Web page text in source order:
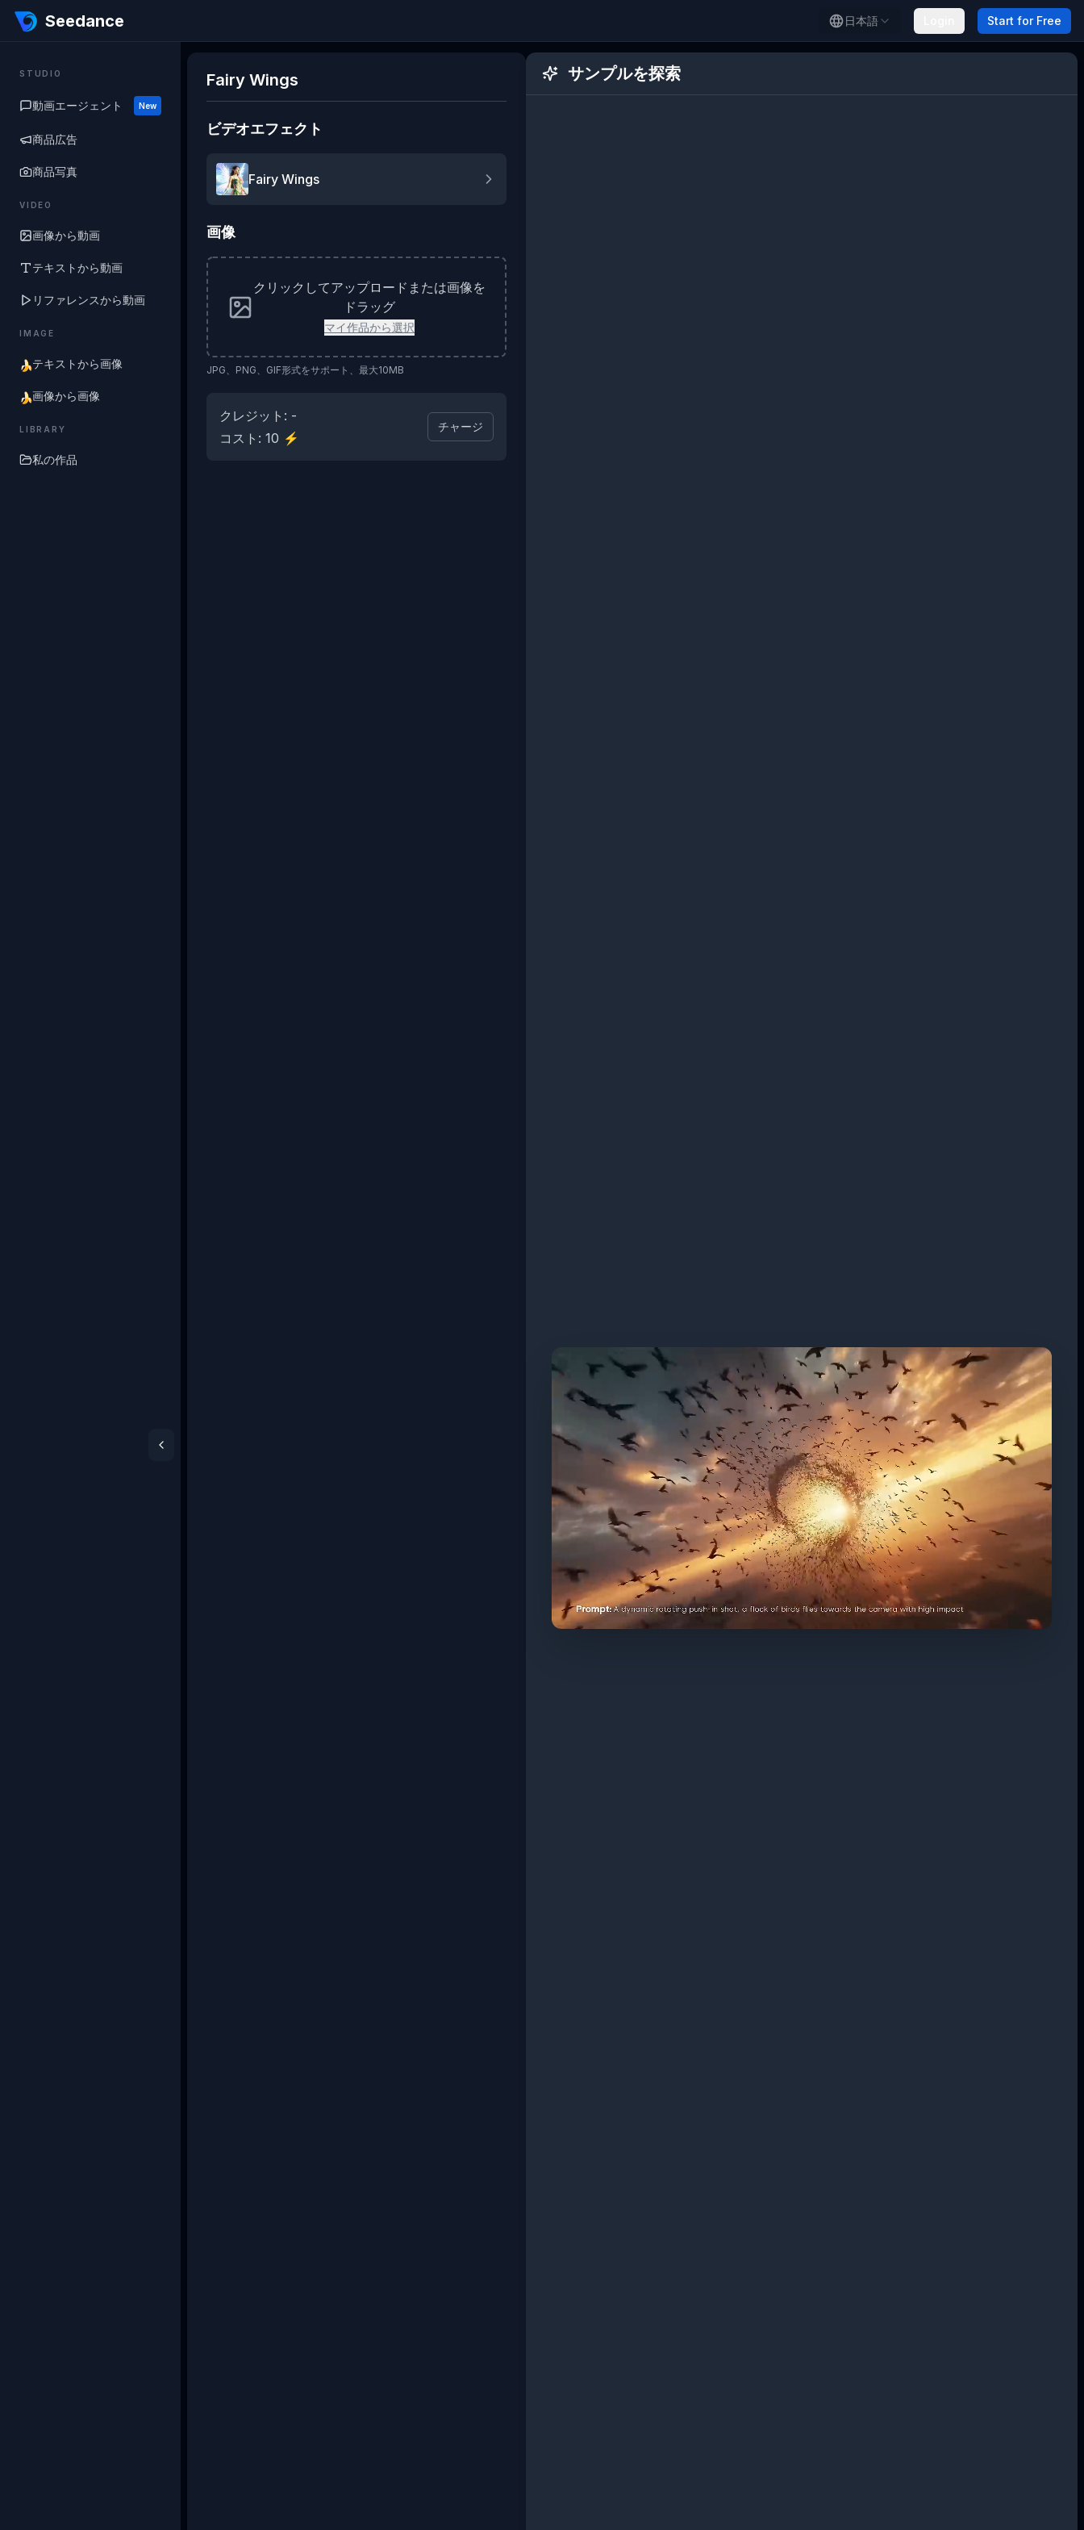
Seedance
STUDIO
動画エージェント New
商品広告
商品写真
VIDEO
画像から動画
テキストから動画
リファレンスから動画
IMAGE
🍌テキストから画像
🍌画像から画像
LIBRARY
私の作品
日本語 Start for Free
Fairy Wings
ビデオエフェクト
Fairy Wings
画像
クリックしてアップロードまたは画像を
ドラッグ
マイ作品から選択
JPG、PNG、GIF形式をサポート、最大10MB
クレジット : -
コスト : 10 ⚡
チャージ
サンプルを探索